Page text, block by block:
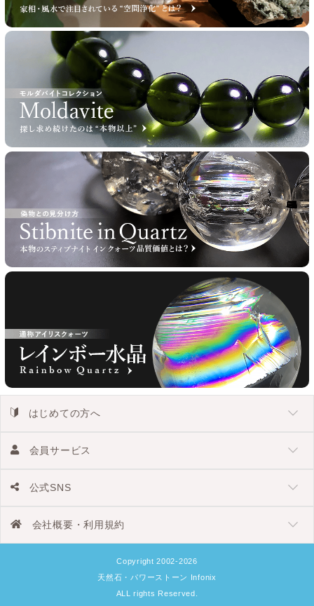
はじめての方へ
会員サービス
公式SNS
会社概要・利用規約
Copyright 2002-2026
天然石・パワーストーン Infonix
ALL rights Reserved.